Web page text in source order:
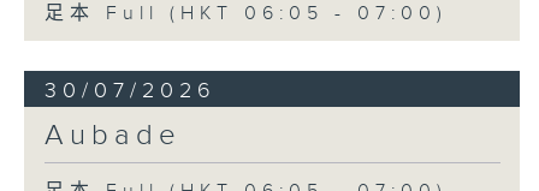
足本 Full (HKT 06:05 - 07:00)
30/07/2026
Aubade